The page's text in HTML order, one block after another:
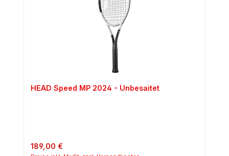
HEAD Speed MP 2024 - Unbesaitet
Regulärer Preis:
189,00 €